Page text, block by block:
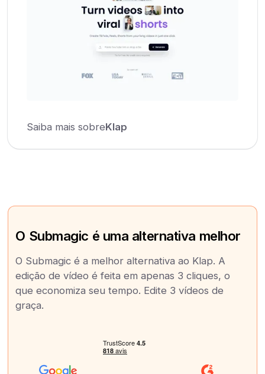
Saiba mais sobreKlap
O Submagic é uma alternativa melhor
O Submagic é a melhor alternativa ao Klap. A
edição de vídeo é feita em apenas 3 cliques, o
que economiza seu tempo. Edite 3 vídeos de
graça.